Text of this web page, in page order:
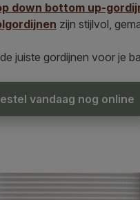
down bottom up-
zijn stijlvol,
juiste gordijnen voor je
vandaag nog online